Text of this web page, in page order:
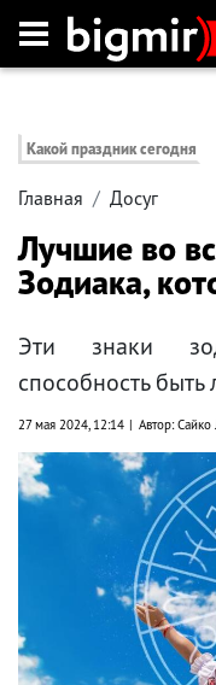
Какой праздник сегодня
Главная Досуг
Лучшие во
Зодиака,
Эти знаки
способность
27 мая 2024, 12:14 Автор: Сайко